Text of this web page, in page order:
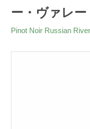
ー・ヴァレー
Pinot Noir Russian